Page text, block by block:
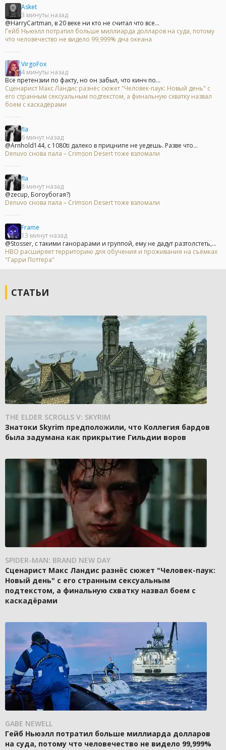
Asket
3 минуты назад
@HarryCartman, в 20 веке ни кто не считал что все...
Гейб Ньюэлл потратил больше миллиарда долларов на суда, потому
что человечество не видело 99,999% дна океана
VirgoFox
4 минуты назад
Все претензии по факту, но он забыл, что кинч по...
Сценарист Макс Ландис разнёс сюжет "Человек-паук: Новый день" с
его странным сексуальным подтекстом, а финальную схватку назвал
боем с каскадёрами
fla
6 минут назад
@Arnhold144, с 1080ti далеко в прицнипе не уедешь. Разве что...
Denuvo снова пала – Crimson Desert тоже взломали
fla
8 минут назад
@zecup, Богоубогая?)
Denuvo снова пала – Crimson Desert тоже взломали
Frame
13 минут назад
@Stosser, с такими ганорарами и группой, ему не дадут разтолстеть,...
HBO расширяет территорию для обучения и проживания на съёмках
"Гарри Поттера"
СТАТЬИ
THE ELDER SCROLLS V: SKYRIM
Знатоки Skyrim предположили, что Коллегия бардов
была задумана как прикрытие Гильдии воров
SPIDER-MAN: BRAND NEW DAY
Сценарист Макс Ландис разнёс сюжет "Человек-паук:
Новый день" с его странным сексуальным
подтекстом, а финальную схватку назвал боем с
каскадёрами
GABE NEWELL
Гейб Ньюэлл потратил больше миллиарда долларов
на суда, потому что человечество не видело 99,999%